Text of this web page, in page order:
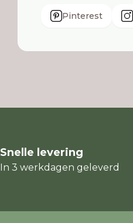
Pinterest
Snelle levering
In 3 werkdagen geleverd